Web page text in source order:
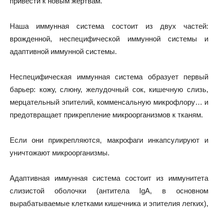
Наша иммунная система состоит из двух частей:
врожденной, неспецифической иммунной системы и
адаптивной иммунной системы.
Неспецифическая иммунная система образует первый
барьер: кожу, слюну, желудочный сок, кишечную слизь,
мерцательный эпителий, комменсальную микрофлору… и
предотвращает прикрепление микроорганизмов к тканям.
Если они прикрепляются, макрофаги инкапсулируют и
уничтожают микроорганизмы.
Адаптивная иммунная система состоит из иммунитета
слизистой оболочки (антитела IgA, в основном
вырабатываемые клетками кишечника и эпителия легких),